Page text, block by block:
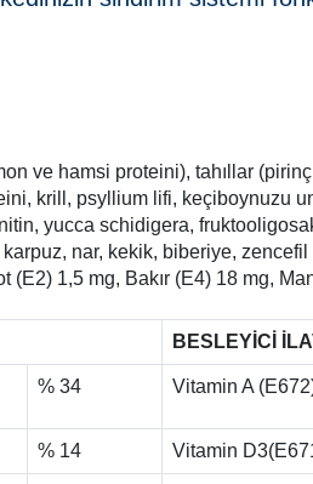
ve hamsi proteini), tahıllar
krill, psyllium lifi, keçiboynuzu
yucca schidigera,
nar, kekik, biberiye, zencefil
(E2) 1,5 mg, Bakır (E4) 18 mg,
BESLEYİCİ
% 34 Vitamin A
% 14 Vitamin